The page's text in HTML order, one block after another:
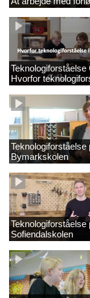
Teknologiforståelse
Hvorfor
folkeskolen?
Teknologiforståelse
Bymarkskolen
Teknologiforståelse
Sofiendalskolen